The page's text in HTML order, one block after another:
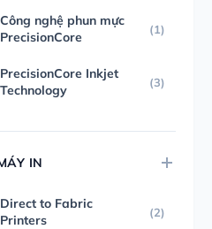
Công nghệ phun mực
PrecisionCore
(1)
PrecisionCore Inkjet
Technology
(3)
IN
Direct to Fabric
Printers
(2)